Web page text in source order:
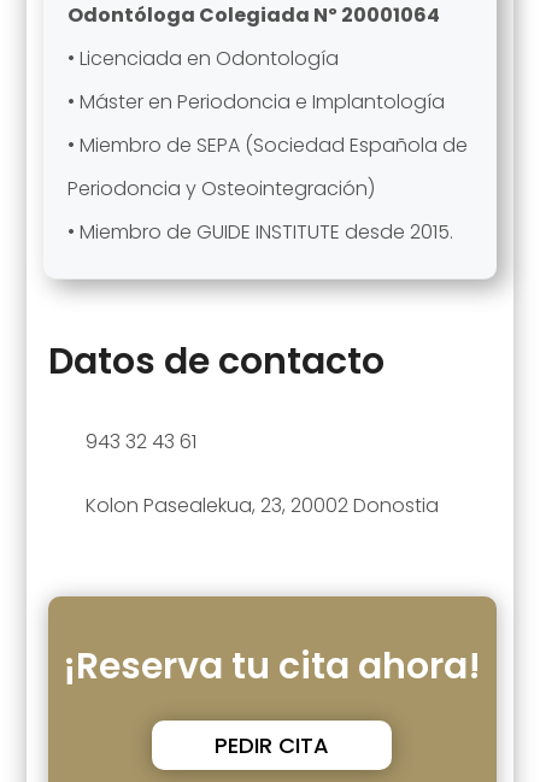
Odontóloga Colegiada Nº 20001064
• Licenciada en Odontología
• Máster en Periodoncia e Implantología
• Miembro de SEPA (Sociedad Española de
Periodoncia y Osteointegración)
• Miembro de GUIDE INSTITUTE desde 2015.
Datos de contacto
943 32 43 61
Kolon Pasealekua, 23, 20002 Donostia
¡Reserva tu cita ahora!
PEDIR CITA